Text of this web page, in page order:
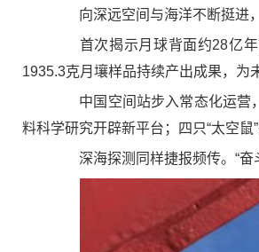
向深远空间与海洋不断挺进，
首次揭示月球背面约28亿年
1935.3克月壤样品持续产出成果，为
中国空间站步入常态化运营，
料科学研究开辟新平台；四只“太空
深海探测同样捷报频传。“奋斗